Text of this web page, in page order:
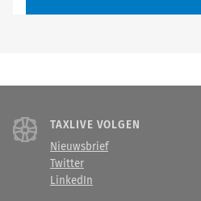
TAXLIVE VOLGEN
Nieuwsbrief
Twitter
LinkedIn